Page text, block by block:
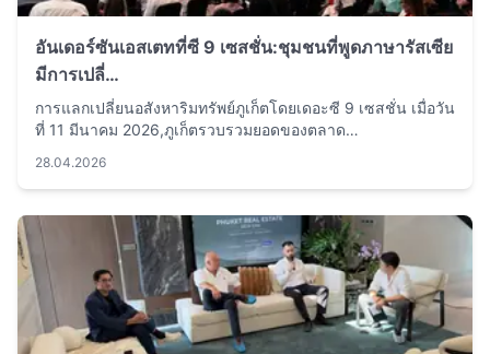
อันเดอร์ซันเอสเตทที่ซี 9 เซสชั่น:ชุมชนที่พูดภาษารัสเซีย
มีการเปลี่…
การแลกเปลี่ยนอสังหาริมทรัพย์ภูเก็ตโดยเดอะซี 9 เซสชั่น เมื่อวัน
ที่ 11 มีนาคม 2026,ภูเก็ตรวบรวมยอดของตลาด…
28.04.2026